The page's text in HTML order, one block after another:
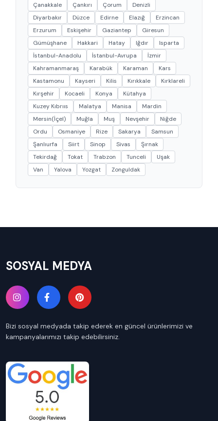
Çanakkale
Çankırı Çorum
Denizli
Diyarbakır
Düzce Edirne Elazığ
Erzincan
Erzurum
Eskişehir Gaziantep
Giresun
Gümüşhane
Hakkari Hatay Iğdır
Isparta
İstanbul-Anadolu
İstanbul-Avrupa
İzmir
Kahramanmaraş
Karabük Karaman
Kars
Kastamonu
Kayseri Kilis Kırıkkale
Kırklareli
Kırşehir
Kocaeli Konya
Kütahya
Kuzey Kıbrııs
Malatya Manisa
Mardin
Mersin(İçel)
Muğla Muş Nevşehir
Niğde
Ordu
Osmaniye Rize Sakarya
Samsun
Şanlıurfa
Siirt Sinop Sivas
Şırnak
Tekirdağ
Tokat Trabzon Tunceli
Uşak
Van
Yalova Yozgat Zonguldak
SOSYAL MEDYA
Bizi sosyal medyada takip ederek en güncel ürünlerimizi ve
kampanyalarımızı takip edebilirsiniz.